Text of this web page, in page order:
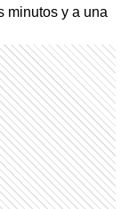
minutos y a una